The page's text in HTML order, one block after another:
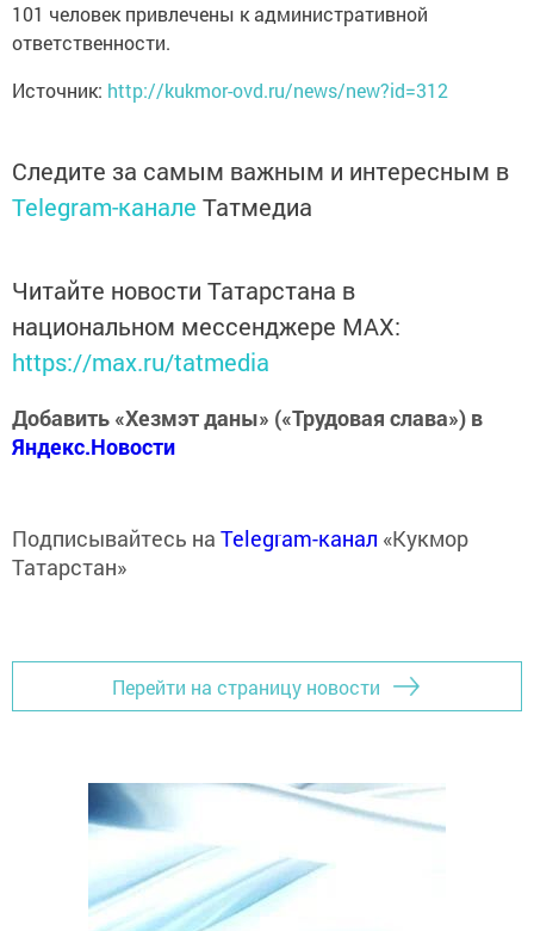
101 человек привлечены к административной
ответственности.
Источник: http://kukmor-ovd.ru/news/new?id=312
Следите за самым важным и интересным в
Telegram-канале Татмедиа
Читайте новости Татарстана в
национальном мессенджере MАХ:
https://max.ru/tatmedia
Добавить «Хезмэт даны» («Трудовая слава») в
Яндекс.Новости
Подписывайтесь на Telegram-канал «Кукмор
Татарстан»
Перейти на страницу новости